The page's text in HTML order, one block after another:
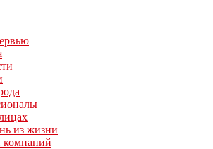
из жизни
компаний